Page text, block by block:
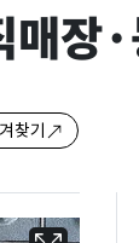
장
찾기